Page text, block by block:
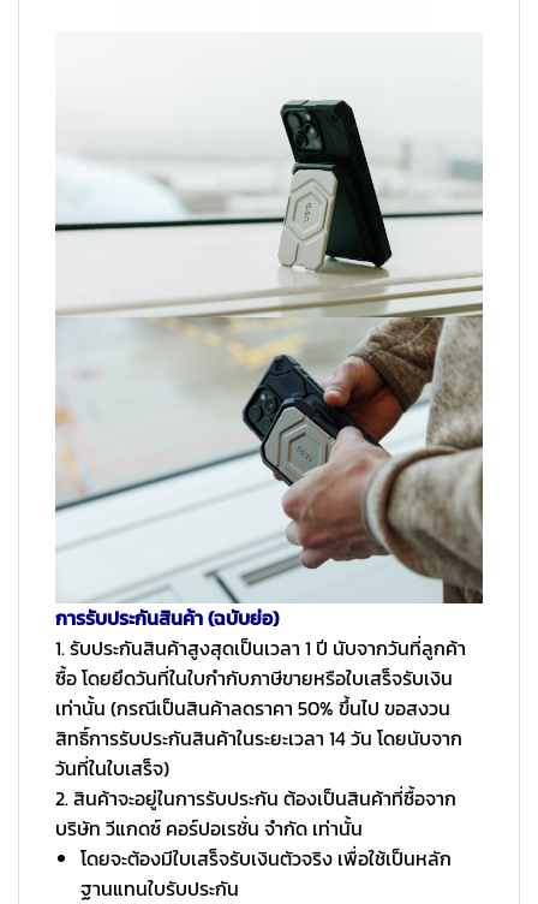
การรับประกันสินค้า (ฉบับย่อ)
1. รับประกันสินค้าสูงสุดเป็นเวลา 1 ปี นับจากวันที่ลูกค้า
ซื้อ โดยยึดวันที่ในใบกำกับภาษีขายหรือใบเสร็จรับเงิน
เท่านั้น (กรณีเป็นสินค้าลดราคา 50% ขึ้นไป ขอสงวน
สิทธิ์การรับประกันสินค้าในระยะเวลา 14 วัน โดยนับจาก
วันที่ในใบเสร็จ)
2. สินค้าจะอยู่ในการรับประกัน ต้องเป็นสินค้าที่ซื้อจาก
บริษัท วีแกดซ์ คอร์ปอเรชั่น จำกัด เท่านั้น
โดยจะต้องมีใบเสร็จรับเงินตัวจริง เพื่อใช้เป็นหลัก
ฐานแทนใบรับประกัน